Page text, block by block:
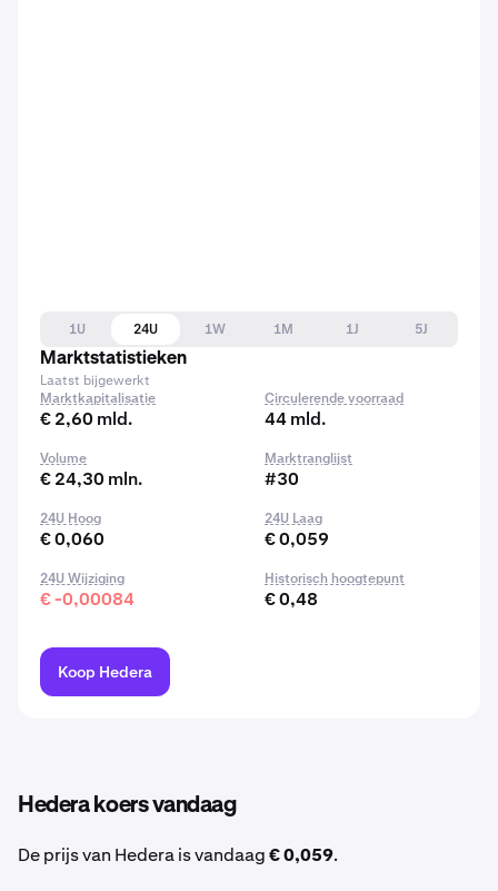
1U 24U 1W 1M 1J
5J
Marktstatistieken
Laatst bijgewerkt
Marktkapitalisatie
€ 2,60 mld.
Circulerende voorraad
44 mld.
Volume
€ 24,30 mln.
Marktranglijst
#30
24U Hoog
€ 0,060
24U Laag
€ 0,059
24U Wijziging
€ -0,00084
Historisch hoogtepunt
€ 0,48
Koop Hedera
Hedera koers vandaag
De prijs van Hedera is vandaag€ 0,059.